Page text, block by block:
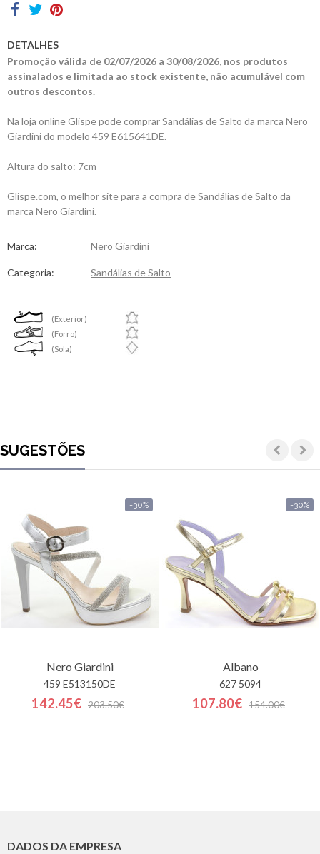
DETALHES
Promoção válida de 02/07/2026 a 30/08/2026, nos produtos
assinalados e limitada ao stock existente, não acumulável com
outros descontos.
Na loja online Glispe pode comprar Sandálias de Salto da marca Nero
Giardini do modelo 459 E615641DE.
Altura do salto: 7cm
Glispe.com, o melhor site para a compra de Sandálias de Salto da
marca Nero Giardini.
Marca: Nero Giardini
Categoria: Sandálias de Salto
(Exterior)
(Forro)
(Sola)
SUGESTÕES
-30%
Nero Giardini
459 E513150DE
142.45€ 203.50€
-30%
Albano
627 5094
107.80€ 154.00€
DADOS DA EMPRESA